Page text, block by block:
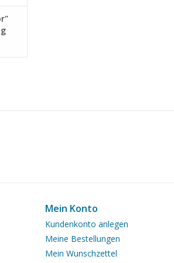
in Gramm
Mein Konto
Kundenkonto anlegen
Meine Bestellungen
Mein Wunschzettel